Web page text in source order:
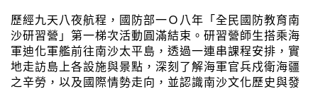
歷經九天八夜航程，國防部一Ｏ八年「全民國防教育南
沙研習營」第一梯次活動圓滿結束。研習營師生搭乘海
軍迪化軍艦前往南沙太平島，透過一連串課程安排，實
地走訪島上各設施與景點，深刻了解海軍官兵戍衛海疆
之辛勞，以及國際情勢走向，並認識南沙文化歷史與發